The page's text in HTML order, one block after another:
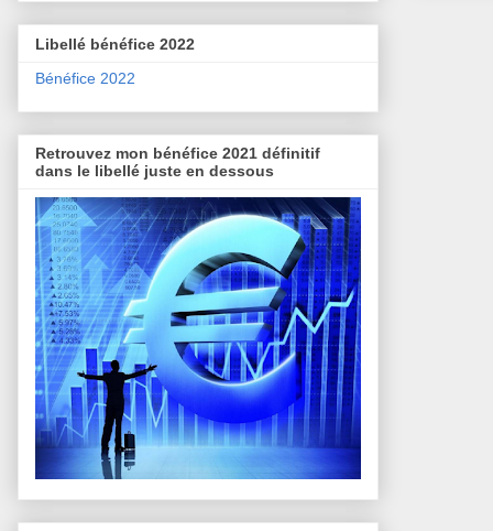
Libellé bénéfice 2022
Bénéfice 2022
Retrouvez mon bénéfice 2021 définitif
dans le libellé juste en dessous